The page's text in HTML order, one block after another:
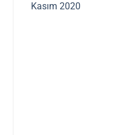
Kasım 2020